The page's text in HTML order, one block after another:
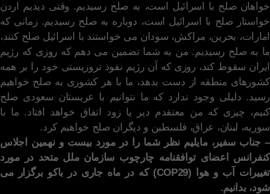
خواهان صلح با اسرائیل است، به صلح رسیدیم. وقتی دیدیم اردن
خواستار صلح با اسرائیل است، دوباره به صلح رسیدیم. زمانی که
امارات، بحرین، مراکش، سودان می خواستند با اسرائیل صلح کنند،
ما به صلح رسیدیم. من به شما تضمین می دهم که روزی که رژیم
ایران سقوط کند، روزی که آن رژیم نفوذ تروریستی خود را بر همه
کشورهای منطقه از دست بدهد، ما با هر کشوری به صلح خواهیم
رسید. دلیلی وجود ندارد که ما نتوانیم با عربستان سعودی صلح
کنیم، چیزی که من معتقدم دیر یا زود اتفاق خواهد افتاد. ما با
سوریه، لبنان، عراق، فلسطین و دیگران صلح خواهیم کرد.
– جناب سفیر، مایلیم نظر شما را در مورد بیست و نهمین اجلاس
کنفرانس اعضای توافقنامه چارچوب سازمان ملل متحد در مورد
تغییرات آب و هوا (COP29) که در ماه جاری در باکو برگزار می
شود، بدانیم.